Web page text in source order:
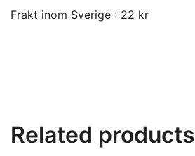
Frakt inom Sverige : 22 kr
Related products